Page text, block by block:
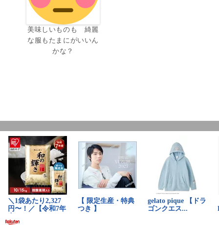
美味しいものも 綺麗
な服もたまにがいいん
かな？